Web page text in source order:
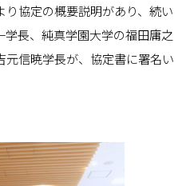
協定の概要説明があり、続い
長、純真学園大学の福田庸之
信暁学長が、協定書に署名い